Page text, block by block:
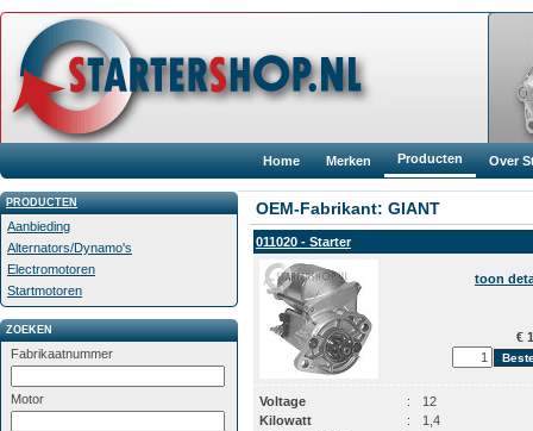
Home Merken Producten Over
PRODUCTEN
Aanbieding
Alternators/Dynamo's
Electromotoren
Startmotoren
ZOEKEN
Fabrikaatnummer
Motor
OEM-Fabrikant: GIANT
011020 - Starter
toon
€
Voltage :
12
Kilowatt
:
1,4